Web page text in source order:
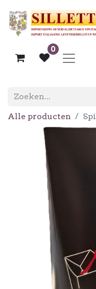
0
Alle producten